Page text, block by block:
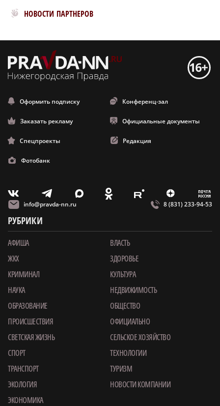
НОВОСТИ ПАРТНЕРОВ
Новости МирТесен
Оформить подписку Конференц-зал
Заказать рекламу Официальные документы
Спецпроекты Редакция
Фотобанк
V T X O E Z m
info@pravda-nn.ru 8 (831) 233-94-53
РУБРИКИ
АФИША
ВЛАСТЬ
ЖКХ
ЗДОРОВЬЕ
КРИМИНАЛ
КУЛЬТУРА
НАУКА
НЕДВИЖИМОСТЬ
ОБРАЗОВАНИЕ
ОБЩЕСТВО
ПРОИСШЕСТВИЯ
ОФИЦИАЛЬНО
СВЕТСКАЯ ЖИЗНЬ
СЕЛЬСКОЕ ХОЗЯЙСТВО
СПОРТ
ТЕХНОЛОГИИ
ТРАНСПОРТ
ТУРИЗМ
ЭКОЛОГИЯ
НОВОСТИ КОМПАНИИ
ЭКОНОМИКА